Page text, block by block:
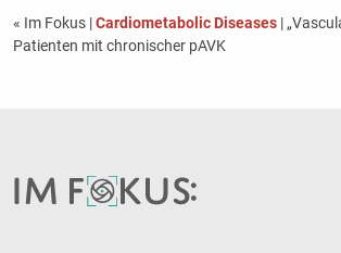
« Im Fokus |Cardiometabolic Diseases|
Patienten mit chronischer pAVK